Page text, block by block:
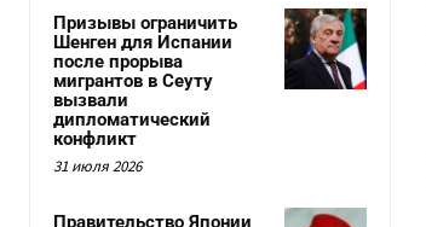
Призывы ограничить
Шенген для Испании
после прорыва
мигрантов в Сеуту
вызвали
дипломатический
конфликт
31 июля 2026
Правительство Японии